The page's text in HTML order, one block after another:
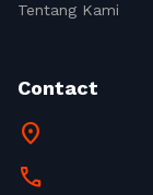
Tentang Kami
Contact
location_on
call